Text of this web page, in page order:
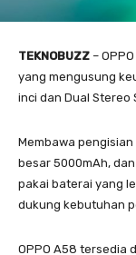
TEKNOBUZZ –
yang mengusung
inci dan Dual Stereo
Membawa pengisian
besar 5000mAh, dan
pakai baterai yang
dukung kebutuhan
OPPO A58 tersedia